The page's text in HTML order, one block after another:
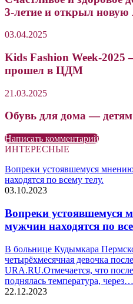
3-летие и открыл
03.04.2025
Kids Fashion Week-
прошел в ЦДМ
21.03.2025
Обувь для дома —
Написать комментарий
ИНТЕРЕСНЫЕ
Вопреки устоявшемуся
находятся по всему телу.
03.10.2023
Вопреки устоявшемуся
мужчин находятся по
В больнице Кудымкара
четырёхмесячная девочка
URA.RU.Отмечается, что
поднялась температура, через…
22.12.2023